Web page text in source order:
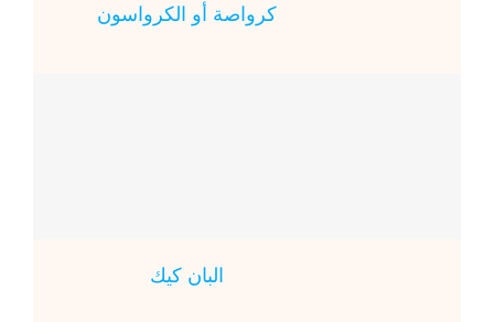
كرواصة أو الكرواسون
البان كيك